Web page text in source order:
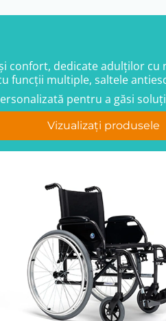
confort, dedicate adulților
multiple, saltele
pentru a găsi
Vizualizați produsele